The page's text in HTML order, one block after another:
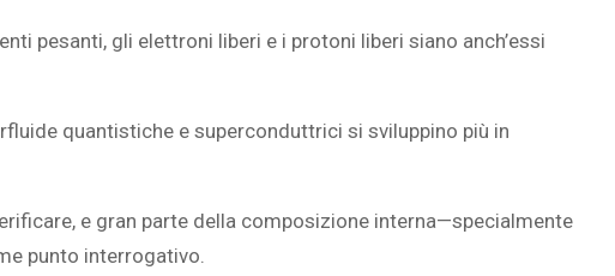
pesanti, gli elettroni liberi e i protoni liberi siano anch’essi
quantistiche e superconduttrici si sviluppino più in
e gran parte della composizione interna—specialmente
punto interrogativo.